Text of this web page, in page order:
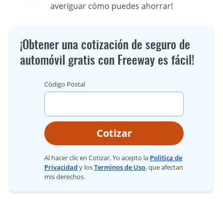
averiguar cómo puedes ahorrar!
¡Obtener una cotización de seguro de
automóvil gratis con Freeway es fácil!
Código Postal
Cotizar
Al hacer clic en Cotizar, Yo acepto la Politica de
Privacidad y losTerminos de Uso, que afectan
mis derechos.